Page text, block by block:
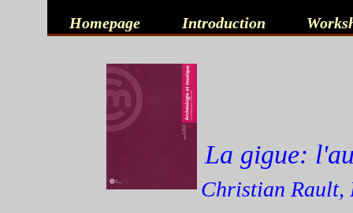
Homepage Introduction
La gigue:
Christian Rault,